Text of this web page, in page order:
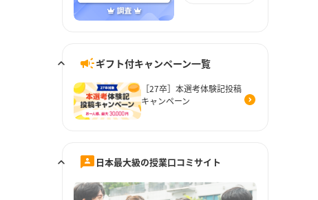
ギフト付キャンペーン一覧
［27卒］本選考体験記投稿
キャンペーン
日本最大級の授業口コミサイト